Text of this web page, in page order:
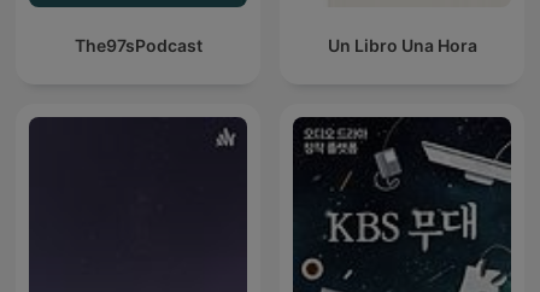
The97sPodcast Un Libro Una Hora